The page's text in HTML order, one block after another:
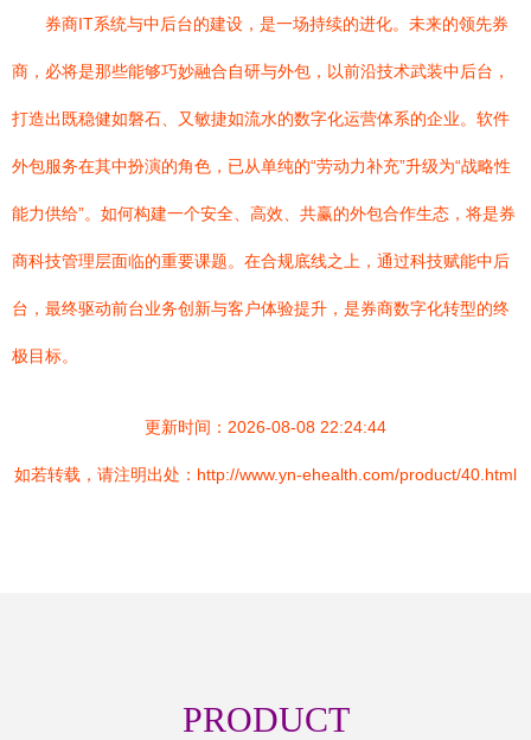
券商IT系统与中后台的建设，是一场持续的进化。未来的领先券
商，必将是那些能够巧妙融合自研与外包，以前沿技术武装中后台，
打造出既稳健如磐石、又敏捷如流水的数字化运营体系的企业。软件
外包服务在其中扮演的角色，已从单纯的“劳动力补充”升级为“战略性
能力供给”。如何构建一个安全、高效、共赢的外包合作生态，将是券
商科技管理层面临的重要课题。在合规底线之上，通过科技赋能中后
台，最终驱动前台业务创新与客户体验提升，是券商数字化转型的终
极目标。
更新时间：2026-08-08 22:24:44
如若转载，请注明出处：http://www.yn-ehealth.com/product/40.html
PRODUCT